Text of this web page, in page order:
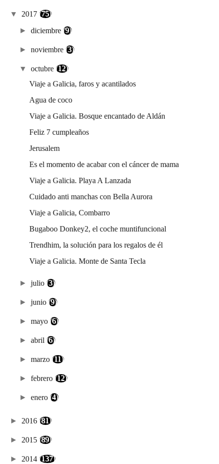
▼ 2017 (75)
►diciembre(9)
►noviembre(3)
▼octubre (12)
Viaje a Galicia, faros y acantilados
Agua de coco
Viaje a Galicia. Bosque encantado de Aldán
Feliz 7 cumpleaños
Jerusalem
Es el momento de acabar con el cáncer de mama
Viaje a Galicia. Playa A Lanzada
Cuidado anti manchas con Bella Aurora
Viaje a Galicia, Combarro
Bugaboo Donkey2, el coche muntifuncional
Trendhim, la solución para los regalos de él
Viaje a Galicia. Monte de Santa Tecla
►julio(3)
►junio(9)
►mayo(6)
►abril(6)
►marzo(11)
►febrero (12)
►enero(4)
► 2016 (81)
► 2015 (89)
► 2014 (137)